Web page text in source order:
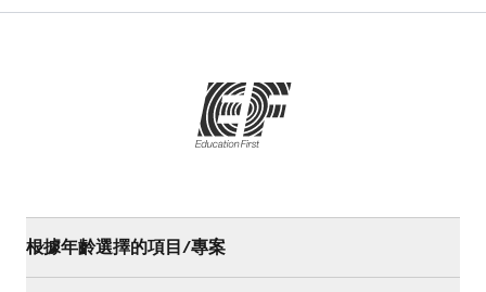
根據年齡選擇的項目/專案